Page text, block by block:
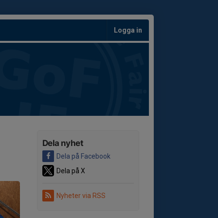
Logga in
Dela nyhet
Dela på Facebook
Dela på X
Nyheter via RSS